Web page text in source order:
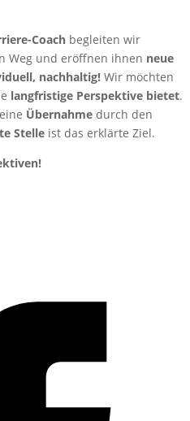
Coach begleiten wir
Weg und eröffnen ihnen neue
nachhaltig! Wir möchten
langfristige Perspektive bietet.
Übernahme durch den
Stelle ist das erklärte Ziel.